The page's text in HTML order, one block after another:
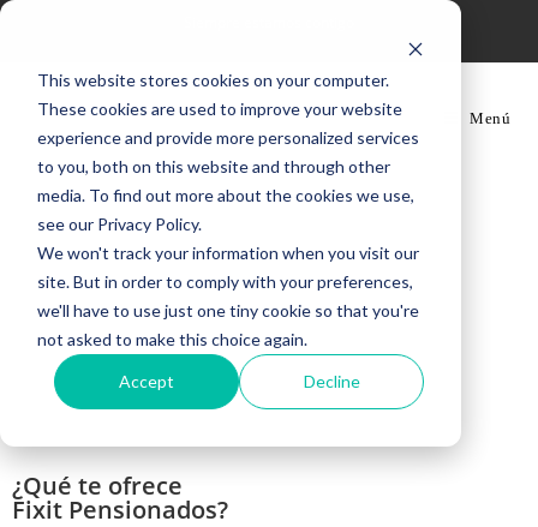
This website stores cookies on your computer.
These cookies are used to improve your website
experience and provide more personalized services
to you, both on this website and through other
media. To find out more about the cookies we use,
see our Privacy Policy.
We won't track your information when you visit our
site. But in order to comply with your preferences,
we'll have to use just one tiny cookie so that you're
not asked to make this choice again.
Accept Decline
Menú
¿Qué te ofrece
Fixit Pensionados?